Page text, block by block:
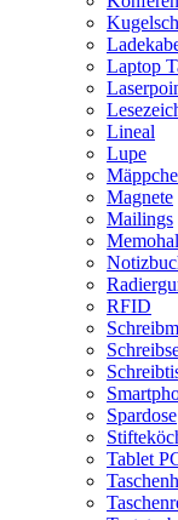
Laptop
Lineal
Lupe
Magnete
Mailings
RFID
Spardose
Tablet